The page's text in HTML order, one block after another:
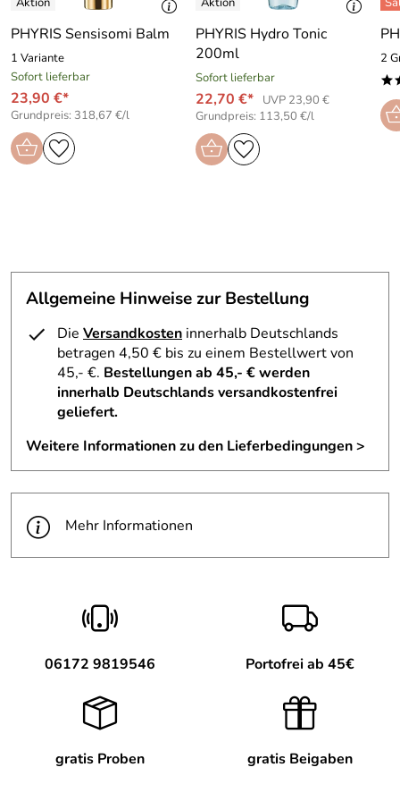
PHYRIS Sensisomi Balm
1 Variante
Sofort lieferbar
23,90 €*
Grundpreis: 318,67 €/l
PHYRIS Hydro Tonic
200ml
Sofort lieferbar
22,70 €*
UVP 23,90 €
Grundpreis: 113,50 €/l
2
Allgemeine Hinweise zur Bestellung
Die Versandkosten innerhalb Deutschlands
betragen 4,50 € bis zu einem Bestellwert von
45,- €. Bestellungen ab 45,- € werden
innerhalb Deutschlands versandkostenfrei
geliefert.
Weitere Informationen zu den Lieferbedingungen >
Mehr Informationen
06172 9819546 Portofrei ab 45€
gratis Proben gratis Beigaben